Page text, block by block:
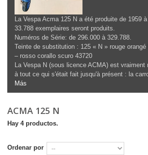
La Vespa Acma 125 N a été produite de 1959
33.788 exemplaires seront produits.
Numéros de Série: de 296.000 à 329.788.
Teinte de substitution : 125 « N » rouge
– rosso corallo scuro 43720
La Vespa N (sous licence ACMA) est vraiment
à tout ce qui s'était fait jusqu'à présent : la
Más
ACMA 125 N
Hay 4 productos.
Ordenar por